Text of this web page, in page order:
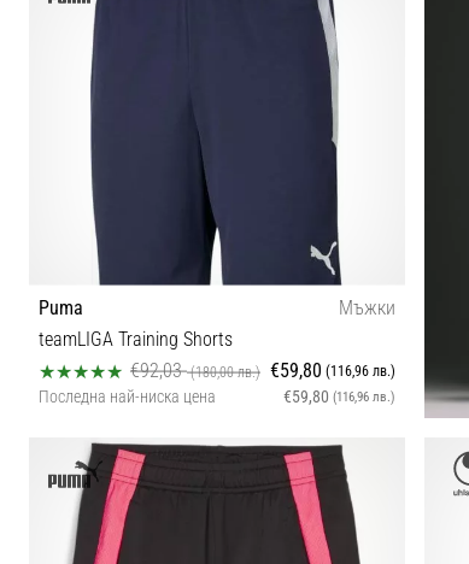
Puma
Мъжки
teamLIGA Training Shorts
€92,03(180,00 лв.) €59,80 (116,96 лв.)
Последна най-ниска цена €59,80 (116,96 лв.)